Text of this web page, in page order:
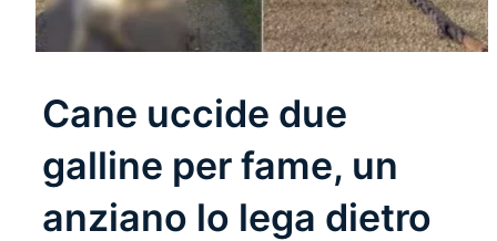
Cane uccide due
galline per fame, un
anziano lo lega dietro